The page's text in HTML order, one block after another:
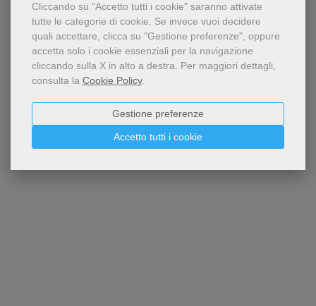
Cliccando su "Accetto tutti i cookie" saranno attivate
tutte le categorie di cookie. Se invece vuoi decidere
quali accettare, clicca su "Gestione preferenze", oppure
accetta solo i cookie essenziali per la navigazione
cliccando sulla X in alto a destra. Per maggiori dettagli,
consulta la Cookie Policy.
Accetto tutti i cookie
Gestione preferenze